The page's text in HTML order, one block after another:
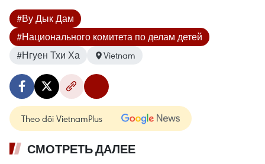
#Ву Дык Дам
#Национального комитета по делам детей
#Нгуен Тхи Ха
Vietnam
Theo dõi VietnamPlus
СМОТРЕТЬ ДАЛЕЕ